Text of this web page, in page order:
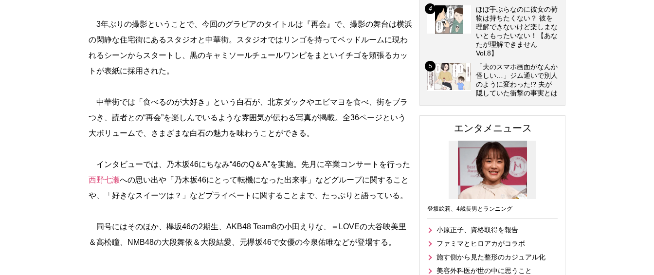
3年ぶりの撮影ということで、今回のグラビアのタイトルは『再会』で、撮影の舞台は横浜
の閑静な住宅街にあるスタジオと中華街。スタジオではリンゴを持ってベッドルームに現わ
れるシーンからスタートし、黒のキャミソールチュールワンピをまといイチゴを頬張るカッ
トが表紙に採用された。
中華街では「食べるのが大好き」という白石が、北京ダックやエビマヨを食べ、街をブラ
つき、読者との“再会”を楽しんでいるような雰囲気が伝わる写真が掲載。全36ページという
大ボリュームで、さまざまな白石の魅力を味わうことができる。
インタビューでは、乃木坂46にちなみ“46のQ＆A”を実施。先月に卒業コンサートを行った
西野七瀬への思い出や「乃木坂46にとって転機になった出来事」などグループに関すること
、「好きなスイーツは？」などプライベートに関することまで、たっぷりと語っている。
同号にはそのほか、欅坂46の2期生、AKB48 Team8の小田えりな、＝LOVEの大谷映美里
＆高松瞳、NMB48の大段舞依＆大段結愛、元欅坂46で女優の今泉佑唯などが登場する。
ほぼ手ぶらなのに彼女の荷
物は持ちたくない？ 彼を
理解できないけど楽しまな
いともったいない！【あな
たが理解できません
Vol.8】
「夫のスマホ画面がなんか
怪しい…」ジム通いで別人
のように変わった!? 夫が
隠していた衝撃の事実とは
エンタメニュース
登坂絵莉、4歳長男とランニング
小原正子、資格取得を報告
ファミマとヒロアカがコラボ
施す側から見た整形のカジュアル化
美容外科医が世の中に思うこと